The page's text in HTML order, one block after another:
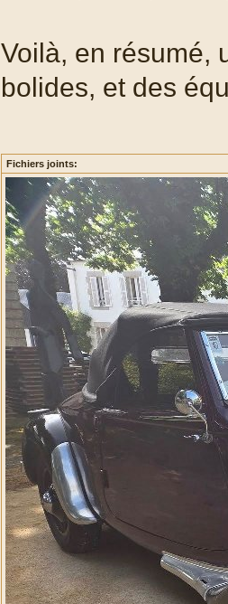
Voilà, en résumé,
bolides, et des
Fichiers joints: